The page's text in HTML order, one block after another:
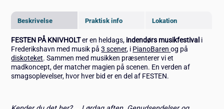
Beskrivelse Praktisk info Lokation
FESTEN PÅ KNIVHOLTer en heldags, indendørs musikfestival i
Frederikshavn med musik på3 scener, i PianoBarenog på
diskoteket. Sammen med musikken præsenterer vi et
madkoncept, der matcher magien på scenen. En verden af
smagsoplevelser, hvor hver bid er en del af FESTEN.